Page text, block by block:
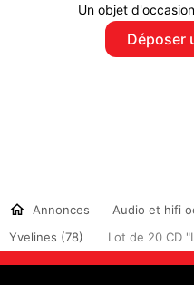
Un objet
Déposer
Annonces Audio et hifi
Yvelines (78)
Lot de 20 CD